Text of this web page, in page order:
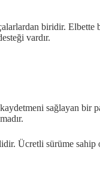
biridir. Elbette
vardır.
sağlayan bir
Ücretli sürüme